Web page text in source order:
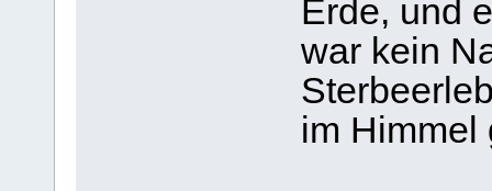
Erde, und
war kein
im Himmel